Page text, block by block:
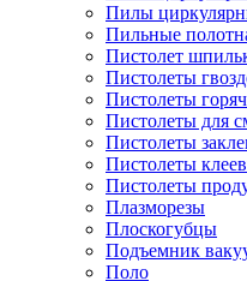
Пилы
Пильные
Пистолет
Пистолеты
Пистолеты
Пистолеты для
Пистолеты
Пистолеты
Пистолеты
Плазморезы
Плоскогубцы
Подъемник
Поло